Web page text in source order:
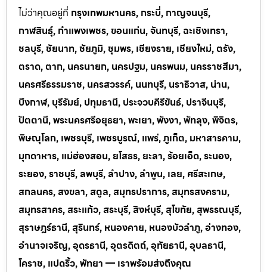
ไม่ว่าคุณอยู่ที่ กรุงเทพมหานคร, กระบี่, กาญจนบุรี,
กาฬสินธุ์, กำแพงเพชร, ขอนแก่น, จันทบุรี, ฉะเชิงเทรา,
ชลบุรี, ชัยนาท, ชัยภูมิ, ชุมพร, เชียงราย, เชียงใหม่, ตรัง,
ตราด, ตาก, นครนายก, นครปฐม, นครพนม, นครราชสีมา,
นครศรีธรรมราช, นครสวรรค์, นนทบุรี, นราธิวาส, น่าน,
บึงกาฬ, บุรีรัมย์, ปทุมธานี, ประจวบคีรีขันธ์, ปราจีนบุรี,
ปัตตานี, พระนครศรีอยุธยา, พะเยา, พังงา, พัทลุง, พิจิตร,
พิษณุโลก, เพชรบุรี, เพชรบูรณ์, แพร่, ภูเก็ต, มหาสารคาม,
มุกดาหาร, แม่ฮ่องสอน, ยโสธร, ยะลา, ร้อยเอ็ด, ระนอง,
ระยอง, ราชบุรี, ลพบุรี, ลำปาง, ลำพูน, เลย, ศรีสะเกษ,
สกลนคร, สงขลา, สตูล, สมุทรปราการ, สมุทรสงคราม,
สมุทรสาคร, สระแก้ว, สระบุรี, สิงห์บุรี, สุโขทัย, สุพรรณบุรี,
สุราษฎร์ธานี, สุรินทร์, หนองคาย, หนองบัวลำภู, อ่างทอง,
อำนาจเจริญ, อุดรธานี, อุตรดิตถ์, อุทัยธานี, อุบลธานี,
โคราช, แปดริ้ว, พัทยา — เราพร้อมส่งถึงคุณ